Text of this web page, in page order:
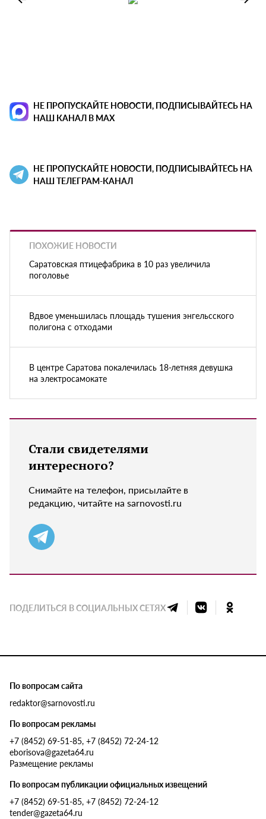
НЕ ПРОПУСКАЙТЕ НОВОСТИ, ПОДПИСЫВАЙТЕСЬ НА
НАШ КАНАЛ В MAX
НЕ ПРОПУСКАЙТЕ НОВОСТИ, ПОДПИСЫВАЙТЕСЬ НА
НАШ ТЕЛЕГРАМ-КАНАЛ
ПОХОЖИЕ НОВОСТИ
Саратовская птицефабрика в 10 раз увеличила
поголовье
Вдвое уменьшилась площадь тушения энгельсского
полигона с отходами
В центре Саратова покалечилась 18-летняя девушка
на электросамокате
Стали свидетелями
интересного?
Снимайте на телефон, присылайте в
редакцию, читайте на sarnovosti.ru
ПОДЕЛИТЬСЯ В СОЦИАЛЬНЫХ СЕТЯХ
По вопросам сайта
redaktor@sarnovosti.ru
По вопросам рекламы
+7 (8452) 69-51-85, +7 (8452) 72-24-12
eborisova@gazeta64.ru
Размещение рекламы
По вопросам публикации официальных извещений
+7 (8452) 69-51-85, +7 (8452) 72-24-12
tender@gazeta64.ru